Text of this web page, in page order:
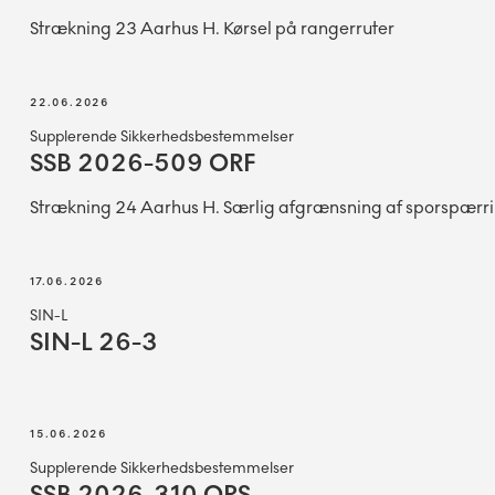
Strækning 23 Aarhus H. Kørsel på rangerruter
22.06.2026
Supplerende Sikkerhedsbestemmelser
SSB 2026-509 ORF
Strækning 24 Aarhus H. Særlig afgrænsning af
17.06.2026
SIN-L
SIN-L 26-3
15.06.2026
Supplerende Sikkerhedsbestemmelser